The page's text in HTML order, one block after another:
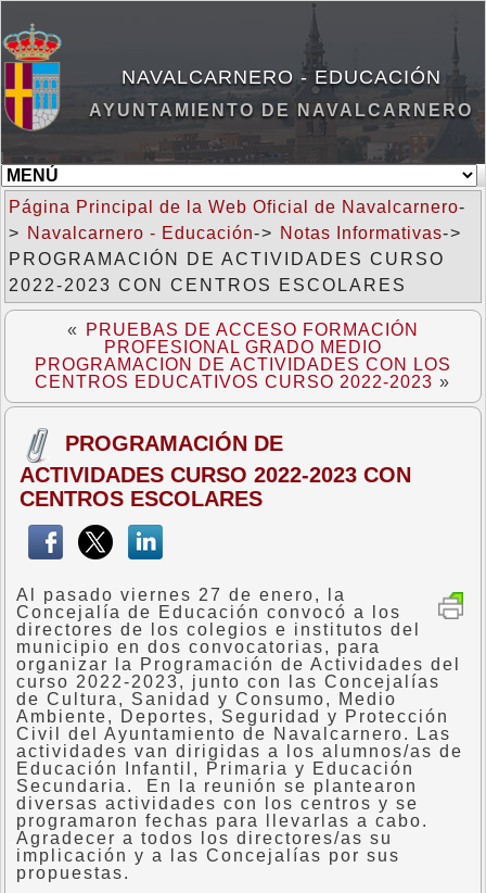
NAVALCARNERO - EDUCACIÓN
AYUNTAMIENTO DE NAVALCARNERO
Página Principal de la Web Oficial de Navalcarnero-
> Navalcarnero - Educación-> Notas Informativas->
PROGRAMACIÓN DE ACTIVIDADES CURSO
2022-2023 CON CENTROS ESCOLARES
«
PRUEBAS DE ACCESO FORMACIÓN
PROFESIONAL GRADO MEDIO
PROGRAMACION DE ACTIVIDADES CON LOS
CENTROS EDUCATIVOS CURSO 2022-2023 »
PROGRAMACIÓN DE
ACTIVIDADES CURSO 2022-2023 CON
CENTROS ESCOLARES
Al pasado viernes 27 de enero, la
Concejalía de Educación convocó a los
directores de los colegios e institutos del
municipio en dos convocatorias, para
organizar la Programación de Actividades del
curso 2022-2023, junto con las Concejalías
de Cultura, Sanidad y Consumo, Medio
Ambiente, Deportes, Seguridad y Protección
Civil del Ayuntamiento de Navalcarnero. Las
actividades van dirigidas a los alumnos/as de
Educación Infantil, Primaria y Educación
Secundaria. En la reunión se plantearon
diversas actividades con los centros y se
programaron fechas para llevarlas a cabo.
Agradecer a todos los directores/as su
implicación y a las Concejalías por sus
propuestas.